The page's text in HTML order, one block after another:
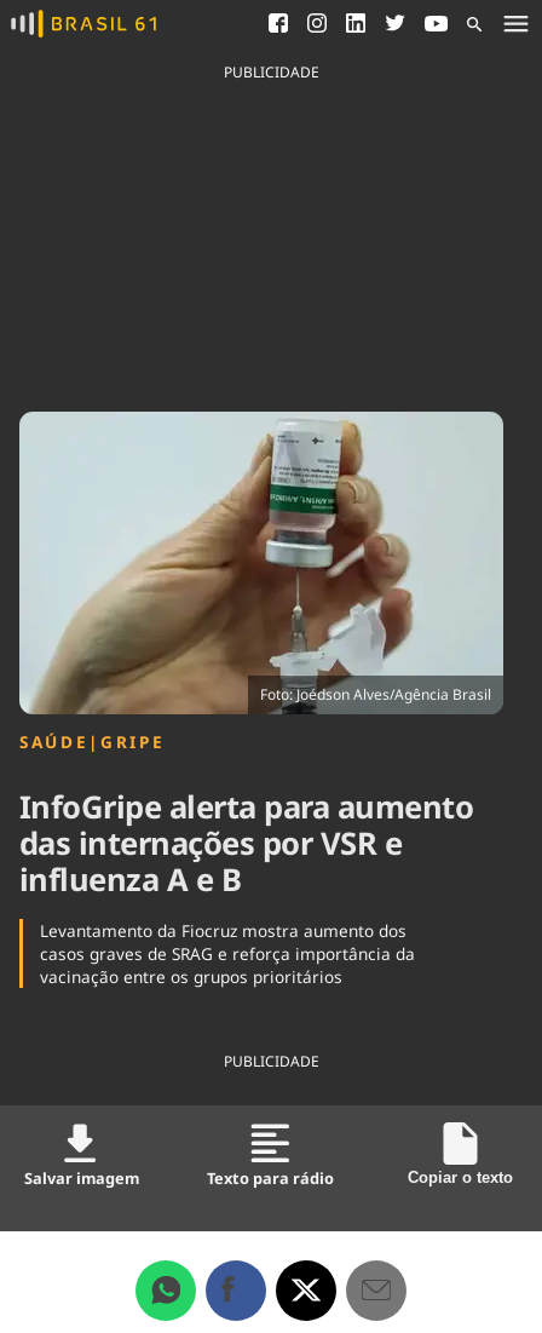
Ver todas as notícias
Saneamento
Indicadores
Comportamento
Economia
Educação
Infraestrutura
Internacional
Meio Ambiente
Podcast
Política
Saúde
Tempo
PUBLICIDADE
Foto: Joédson Alves/Agência Brasil
SAÚDE | GRIPE
InfoGripe alerta para aumento
das internações por VSR e
influenza A e B
Levantamento da Fiocruz mostra aumento dos
casos graves de SRAG e reforça importância da
vacinação entre os grupos prioritários
PUBLICIDADE
Salvar imagem Texto para rádio Copiar o texto